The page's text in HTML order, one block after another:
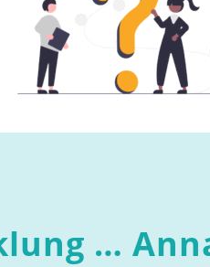
…